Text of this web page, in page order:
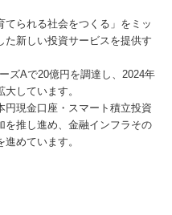
られる社会をつくる」をミッ
た新しい投資サービスを提供す
ズAで20億円を調達し、2024年
しています。
現金口座・スマート積立投資
を推し進め、金融インフラその
めています。